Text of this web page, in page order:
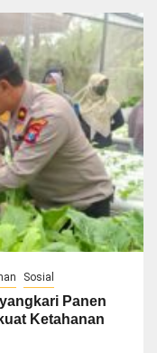
Sosial
Panen
Ketahanan